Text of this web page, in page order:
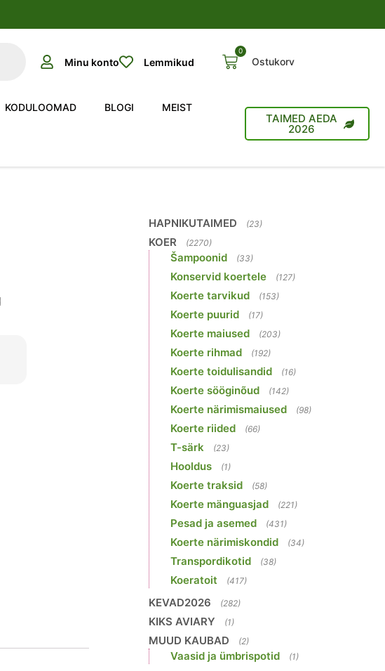
Minu konto Lemmikud
0
Ostukorv
KODULOOMAD BLOGI MEIST
TAIMED AEDA
2026
HAPNIKUTAIMED (23)
KOER (2270)
Šampoonid (33)
Konservid koertele (127)
Koerte tarvikud (153)
Koerte puurid (17)
Koerte maiused (203)
Koerte rihmad (192)
Koerte toidulisandid (16)
Koerte sööginõud (142)
Koerte närimismaiused (98)
Koerte riided (66)
T-särk (23)
Hooldus (1)
Koerte traksid (58)
Koerte mänguasjad (221)
Pesad ja asemed (431)
Koerte närimiskondid (34)
Transpordikotid (38)
Koeratoit (417)
KEVAD2026 (282)
KIKS AVIARY (1)
MUUD KAUBAD (2)
Vaasid ja ümbrispotid (1)